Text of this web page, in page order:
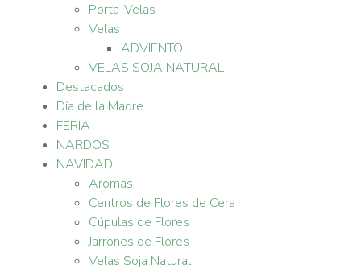
Porta-Velas
Velas
ADVIENTO
VELAS SOJA NATURAL
Destacados
Día de la Madre
FERIA
NARDOS
NAVIDAD
Aromas
Centros de Flores de Cera
Cúpulas de Flores
Jarrones de Flores
Velas Soja Natural